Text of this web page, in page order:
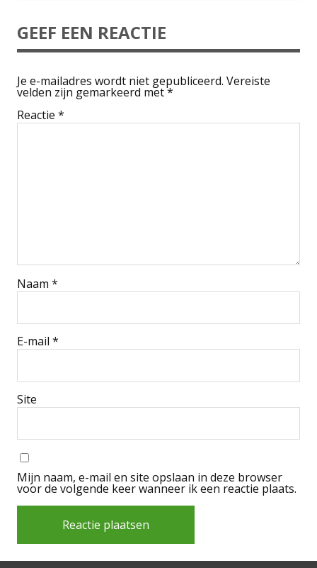
GEEF EEN REACTIE
Je e-mailadres wordt niet gepubliceerd. Vereiste
velden zijn gemarkeerd met*
Reactie *
Naam *
E-mail *
Site
Mijn naam, e-mail en site opslaan in deze browser
voor de volgende keer wanneer ik een reactie plaats.